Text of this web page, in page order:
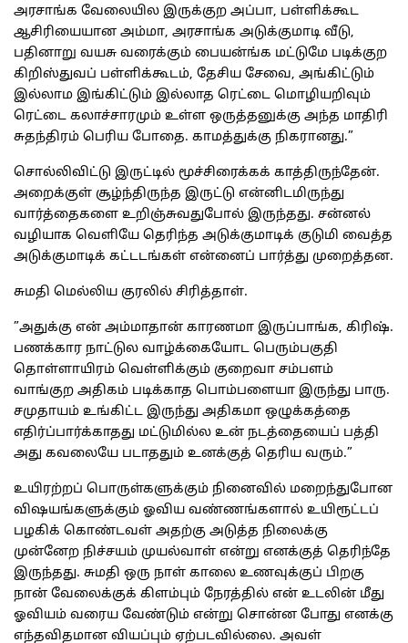
அரசாங்க வேலையில இருக்குற அப்பா, பள்ளிக்கூட
ஆசிரியையான அம்மா, அரசாங்க அடுக்குமாடி வீடு,
பதினாறு வயசு வரைக்கும் பையன்ங்க மட்டுமே படிக்குற
கிறிஸ்துவப் பள்ளிக்கூடம், தேசிய சேவை, அங்கிட்டும்
இல்லாம இங்கிட்டும் இல்லாத ரெட்டை மொழியறிவும்
ரெட்டை கலாச்சாரமும் உள்ள ஒருத்தனுக்கு அந்த மாதிரி
சுதந்திரம் பெரிய போதை. காமத்துக்கு நிகரானது.”
சொல்லிவிட்டு இருட்டில் மூச்சிரைக்கக் காத்திருந்தேன்.
அறைக்குள் சூழ்ந்திருந்த இருட்டு என்னிடமிருந்து
வார்த்தைகளை உறிஞ்சுவதுபோல் இருந்தது. சன்னல்
வழியாக வெளியே தெரிந்த அடுக்குமாடிக் குடுமி வைத்த
அடுக்குமாடிக் கட்டடங்கள் என்னைப் பார்த்து முறைத்தன.
சுமதி மெல்லிய குரலில் சிரித்தாள்.
”அதுக்கு என் அம்மாதான் காரணமா இருப்பாங்க, கிரிஷ்.
பணக்கார நாட்டுல வாழ்க்கையோட பெரும்பகுதி
தொள்ளாயிரம் வெள்ளிக்கும் குறைவா சம்பளம்
வாங்குற அதிகம் படிக்காத பொம்பளையா இருந்து பாரு.
சமுதாயம் உங்கிட்ட இருந்து அதிகமா ஒழுக்கத்தை
எதிர்ப்பார்க்காதது மட்டுமில்ல உன் நடத்தையைப் பத்தி
அது கவலையே படாததும் உனக்குத் தெரிய வரும்.”
உயிரற்றப் பொருள்களுக்கும் நினைவில் மறைந்துபோன
விஷயங்களுக்கும் ஓவிய வண்ணங்களால் உயிரூட்டப்
பழகிக் கொண்டவள் அதற்கு அடுத்த நிலைக்கு
முன்னேற நிச்சயம் முயல்வாள் என்று எனக்குத் தெரிந்தே
இருந்தது. சுமதி ஒரு நாள் காலை உணவுக்குப் பிறகு
நான் வேலைக்குக் கிளம்பும் நேரத்தில் என் உடலின் மீது
ஓவியம் வரைய வேண்டும் என்று சொன்ன போது எனக்கு
எந்தவிதமான வியப்பும் ஏற்படவில்லை. அவள்